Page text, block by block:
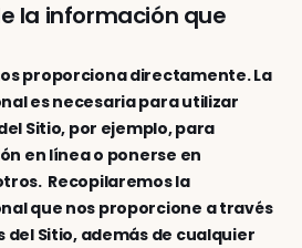
la información que
proporciona directamente. La
es necesaria para utilizar
Sitio, por ejemplo, para
en línea o ponerse en
Recopilaremos la
que nos proporcione a través
del Sitio, además de cualquier